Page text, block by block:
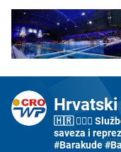
🇭🇷 🤽🏼‍♂️
saveza i
#Barakude